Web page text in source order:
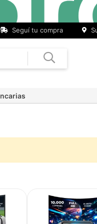
Seguí tu compra